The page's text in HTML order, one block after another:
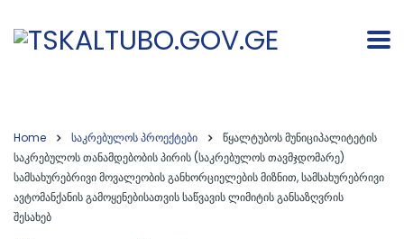
Home საკრებულოს პროექტები
წყალტუბოს მუნიციპალიტეტის
საკრებულოს თანამდებობის პირის (საკრებულოს თავმჯდომარე)
სამსახურებრივი მოვალეობის განხორციელების მიზნით, სამსახურებრივი
ავტომანქანის გამოყენებისათვის საწვავის ლიმიტის განსაზღვრის
შესახებ